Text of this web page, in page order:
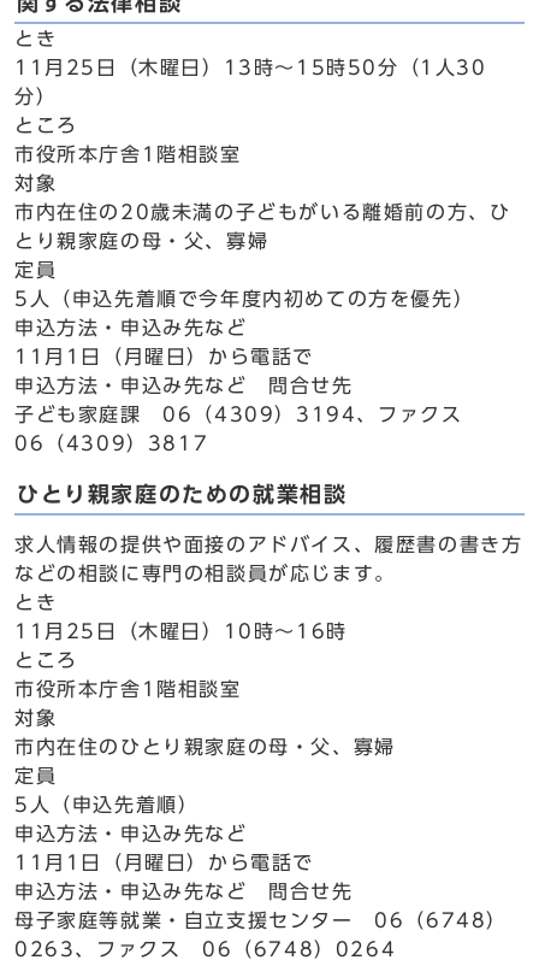
とき
11月25日（木曜日）13時～15時50分（1人30
分）
ところ
市役所本庁舎1階相談室
対象
市内在住の20歳未満の子どもがいる離婚前の方、ひ
とり親家庭の母・父、寡婦
定員
5人（申込先着順で今年度内初めての方を優先）
申込方法・申込み先など
11月1日（月曜日）から電話で
申込方法・申込み先など 問合せ先
子ども家庭課 06（4309）3194、ファクス
06（4309）3817
ひとり親家庭のための就業相談
求人情報の提供や面接のアドバイス、履歴書の書き方
などの相談に専門の相談員が応じます。
とき
11月25日（木曜日）10時～16時
ところ
市役所本庁舎1階相談室
対象
市内在住のひとり親家庭の母・父、寡婦
定員
5人（申込先着順）
申込方法・申込み先など
11月1日（月曜日）から電話で
申込方法・申込み先など 問合せ先
母子家庭等就業・自立支援センター 06（6748）
0263、ファクス 06（6748）0264